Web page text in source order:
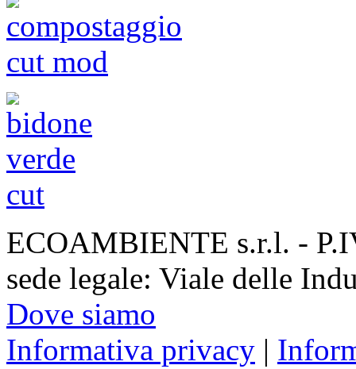
ECOAMBIENTE s.r.l. -
sede legale: Viale delle
Dove siamo
Informativa privacy |